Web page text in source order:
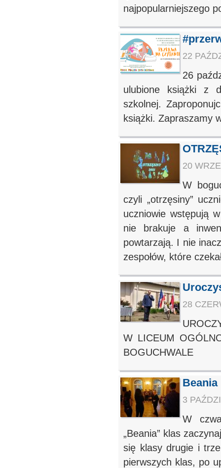
najpopularniejszego
22
26
ulubione książki z
szkolnej.
książki. Zapraszamy
20
W
czyli „otrzęsiny”
uczniowie wstępują
nie brakuje a
powtarzają. I nie
zespołów, które
28
W LICEUM
BOGUCHWALE
3
W
„Beania” klas
się klasy drugie i
pierwszych klas, po